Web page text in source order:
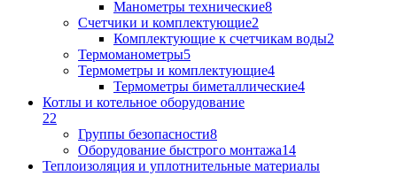
Манометры технические8
Счетчики и комплектующие2
Комплектующие к счетчикам воды2
Термоманометры5
Термометры и комплектующие4
Термометры биметаллические4
Котлы и котельное оборудование
22
Группы безопасности8
Оборудование быстрого монтажа14
Теплоизоляция и уплотнительные материалы